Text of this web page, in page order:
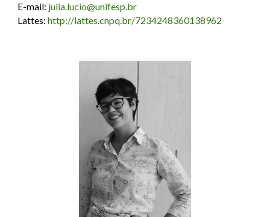
E-mail: julia.lucio@unifesp.br
Lattes:http://lattes.cnpq.br/7234248360138962